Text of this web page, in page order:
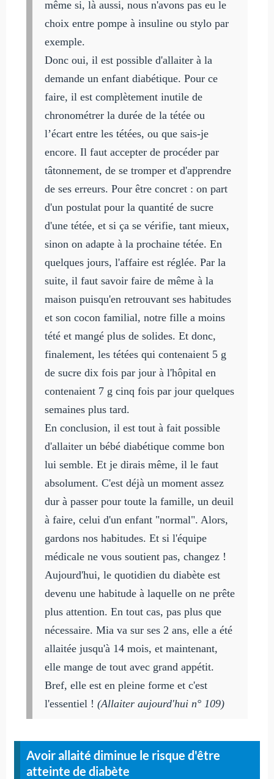
même si, là aussi, nous n'avons pas eu le
choix entre pompe à insuline ou stylo par
exemple.
Donc oui, il est possible d'allaiter à la
demande un enfant diabétique. Pour ce
faire, il est complètement inutile de
chronométrer la durée de la tétée ou
l’écart entre les tétées, ou que sais-je
encore. Il faut accepter de procéder par
tâtonnement, de se tromper et d'apprendre
de ses erreurs. Pour être concret : on part
d'un postulat pour la quantité de sucre
d'une tétée, et si ça se vérifie, tant mieux,
sinon on adapte à la prochaine tétée. En
quelques jours, l'affaire est réglée. Par la
suite, il faut savoir faire de même à la
maison puisqu'en retrouvant ses habitudes
et son cocon familial, notre fille a moins
tété et mangé plus de solides. Et donc,
finalement, les tétées qui contenaient 5 g
de sucre dix fois par jour à l'hôpital en
contenaient 7 g cinq fois par jour quelques
semaines plus tard.
En conclusion, il est tout à fait possible
d'allaiter un bébé diabétique comme bon
lui semble. Et je dirais même, il le faut
absolument. C'est déjà un moment assez
dur à passer pour toute la famille, un deuil
à faire, celui d'un enfant "normal". Alors,
gardons nos habitudes. Et si l'équipe
médicale ne vous soutient pas, changez !
Aujourd'hui, le quotidien du diabète est
devenu une habitude à laquelle on ne prête
plus attention. En tout cas, pas plus que
nécessaire. Mia va sur ses 2 ans, elle a été
allaitée jusqu'à 14 mois, et maintenant,
elle mange de tout avec grand appétit.
Bref, elle est en pleine forme et c'est
l'essentiel ! (Allaiter aujourd'hui n° 109)
Avoir allaité diminue le risque d'être
atteinte de diabète